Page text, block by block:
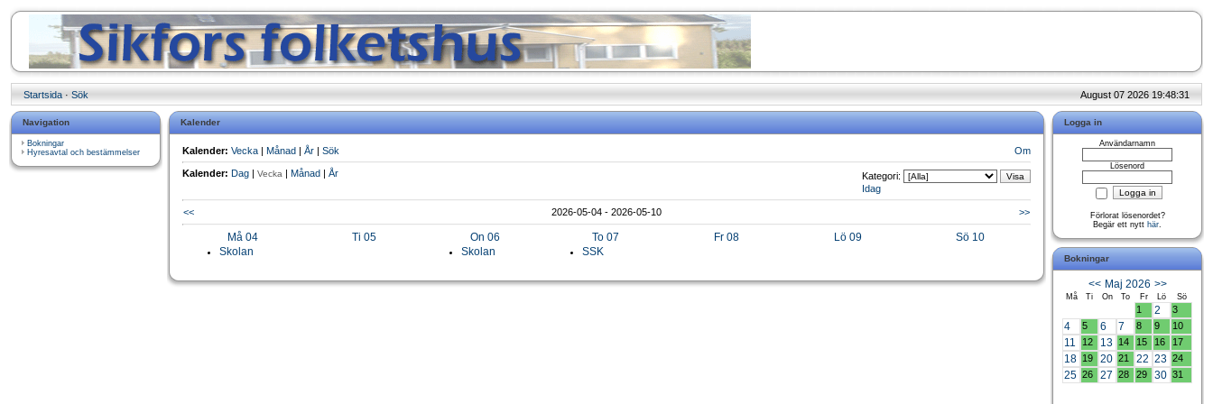
Startsida · Sök August 07 2026 19:48:31
Navigation
Bokningar
Hyresavtal och bestämmelser
Kalender
Kalender: Vecka | Månad | År | Sök Om
Kalender: Dag | Vecka | Månad | År
Kategori:
Idag
<< 2026-05-04 - 2026-05-10 >>
Må 04 Ti 05 On 06 To 07 Fr 08 Lö 09
Sö 10
Skolan
Skolan SSK
Logga in
Användarnamn
Lösenord
Förlorat lösenordet?
Begär ett nytt här.
Bokningar
<< Maj 2026 >>
Må Ti On To Fr Lö Sö
1 2 3
4 5 6 7 8 9 10
11 12 13 14 15 16 17
18 19 20 21 22 23 24
25 26 27 28 29 30 31